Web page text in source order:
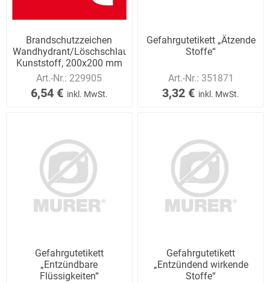
Brandschutzzeichen
Wandhydrant/Löschschlauch,
Kunststoff, 200x200 mm
Art.-Nr.: 229905
6,54 € inkl. MwSt.
Gefahrgutetikett „Ätzende
Stoffe“
Art.-Nr.: 351871
3,32 € inkl. MwSt.
Gefahrgutetikett
„Entzündbare
Flüssigkeiten“
Gefahrgutetikett
„Entzündend wirkende
Stoffe“